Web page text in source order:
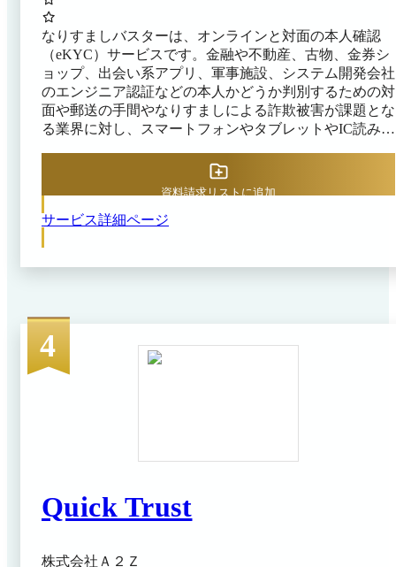
なりすましバスターは、オンラインと対面の本人確認
（eKYC）サービスです。金融や不動産、古物、金券シ
ョップ、出会い系アプリ、軍事施設、システム開発会社
のエンジニア認証などの本人かどうか判別するための対
面や郵送の手間やなりすましによる詐欺被害が課題とな
る業界に対し、スマートフォンやタブレットやIC読み取
証・在留カード等のICチップを読み取り、公安委員会の
ズムの発行元の確認と改ざん履歴がないかの照合をする
届事業者以外がアルゴリズムを見ようとすると犯罪にな
ります。 昨今、流行っている公的個人認証で総務省
（デジタル庁）へアクセスするには６桁～１２桁のパス
ワードが必要ですが、当サービスこのパスワードの入力
「パッシブライブネス技術」により、利用者は顔を動か
す。このように得られた実在の証拠と身分証のデータを
照合し、AIが同一人物であるかを自動判定します。
サービス詳細ページ
資料請求リストに追加
4
Quick Trust
株式会社Ａ２Ｚ